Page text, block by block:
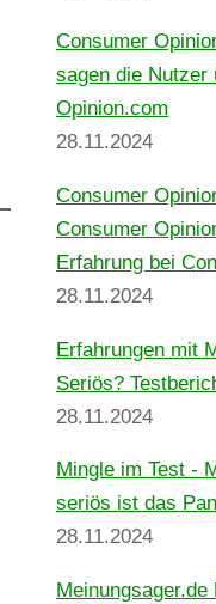
Consumer
sagen die Nutzer
Opinion.com
28.11.2024
Consumer
Consumer
Erfahrung bei
28.11.2024
Erfahrungen mit
Seriös?
28.11.2024
Mingle im Test -
seriös ist das
28.11.2024